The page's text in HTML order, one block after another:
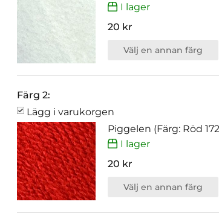
I lager
20 kr
Välj en annan färg
Färg 2:
Lägg i varukorgen
Piggelen (Färg: Röd
I lager
20 kr
Välj en annan färg